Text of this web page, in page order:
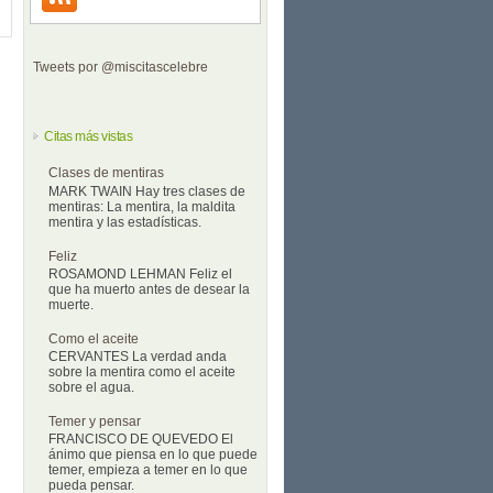
Tweets por @miscitascelebre
Citas más vistas
Clases de mentiras
MARK TWAIN Hay tres clases de
mentiras: La mentira, la maldita
mentira y las estadísticas.
Feliz
ROSAMOND LEHMAN Feliz el
que ha muerto antes de desear la
muerte.
Como el aceite
CERVANTES La verdad anda
sobre la mentira como el aceite
sobre el agua.
Temer y pensar
FRANCISCO DE QUEVEDO El
ánimo que piensa en lo que puede
temer, empieza a temer en lo que
pueda pensar.